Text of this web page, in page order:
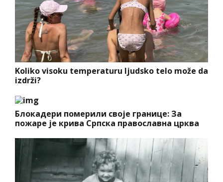
Koliko visoku temperaturu ljudsko telo može da
izdrži?
Блокадери померили своје границе: За
пожаре је крива Српска православна црква